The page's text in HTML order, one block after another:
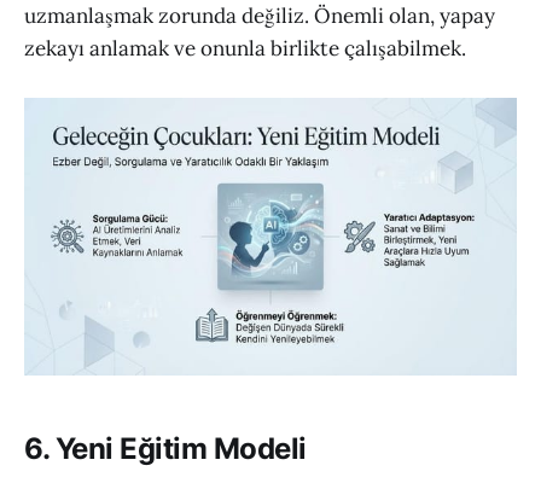
uzmanlaşmak zorunda değiliz. Önemli olan, yapay
zekayı anlamak ve onunla birlikte çalışabilmek.
6. Yeni Eğitim Modeli